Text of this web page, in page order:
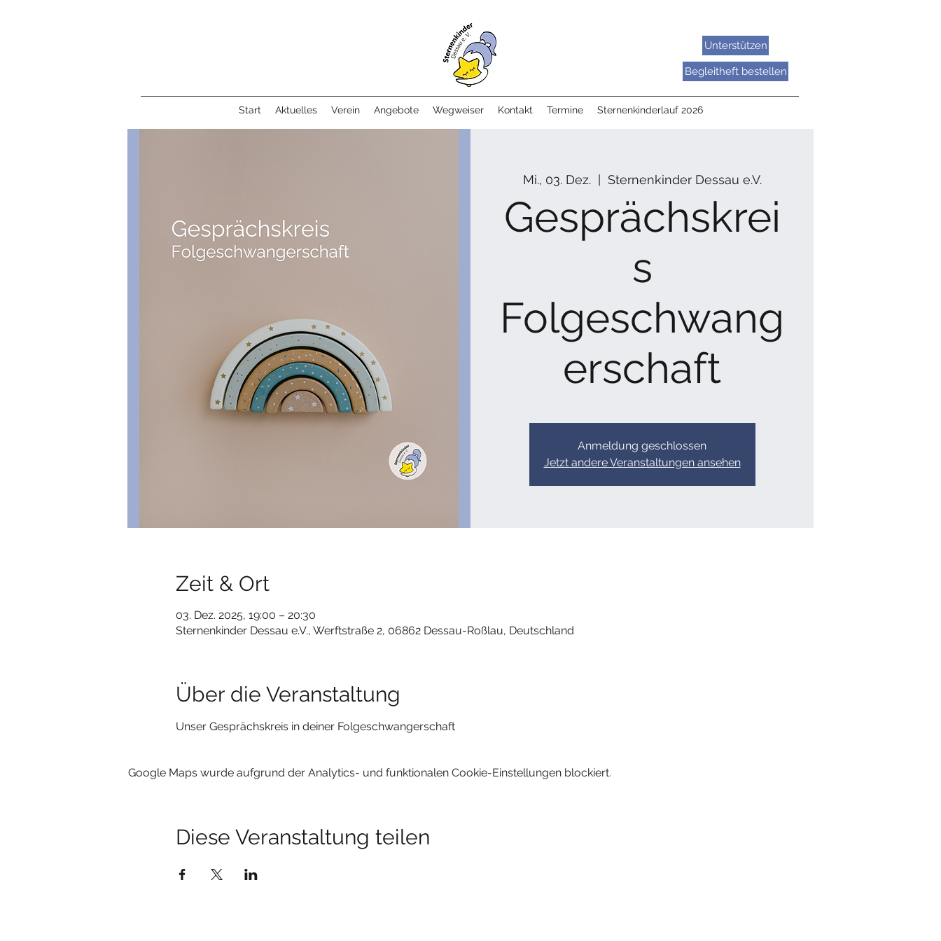
Unterstützen
Begleitheft bestellen
Start Aktuelles Verein Angebote Wegweiser Kontakt Termine Sternenkinderlauf 2026
Mi., 03. Dez.
  |
Sternenkinder Dessau e.V.
Gesprächskrei
s
Folgeschwang
erschaft
Anmeldung geschlossen
Jetzt andere Veranstaltungen ansehen
Zeit & Ort
03. Dez. 2025, 19:00 – 20:30
Sternenkinder Dessau e.V., Werftstraße 2, 06862 Dessau-Roßlau, Deutschland
Über die Veranstaltung
Unser Gesprächskreis in deiner Folgeschwangerschaft
Google Maps wurde aufgrund der Analytics- und funktionalen Cookie-Einstellungen blockiert.
Diese Veranstaltung teilen